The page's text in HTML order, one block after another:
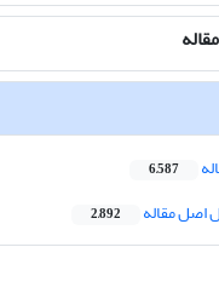
6,587
اصل مقاله 2,892